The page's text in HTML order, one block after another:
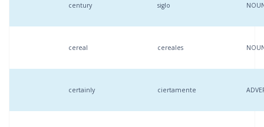
century siglo
cereal cereales
certainly ciertamente